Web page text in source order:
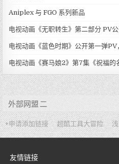
Aniplex 与 FGO 系列新品
电视动画《无职转生》第二部分 PV
电视动画《蓝色时期》公开第一弹PV
电视动画《赛马娘2》第7集《祝福的
外部网盟 二
+申请添加链接 超酷工具大冒险
友情链接